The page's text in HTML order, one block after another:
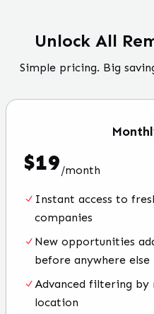
Unlock All
Simple pricing. Big
$19/month
Instant access to
companies
New opportunities
before anywhere else
Advanced filtering by
location